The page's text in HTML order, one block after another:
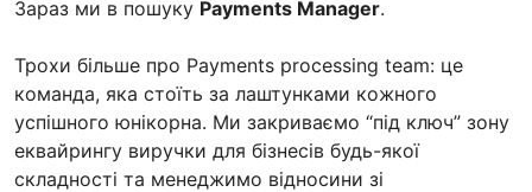
Зараз ми в пошуку Payments Manager.
Трохи більше про Payments processing team: це
команда, яка стоїть за лаштунками кожного
успішного юнікорна. Ми закриваємо “під ключ” зону
еквайрингу виручки для бізнесів будь-якої
складності та менеджимо відносини зі